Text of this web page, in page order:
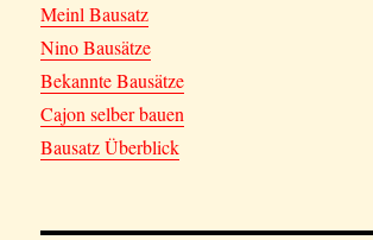
Meinl Bausatz
Nino Bausätze
Bekannte Bausätze
Cajon selber bauen
Bausatz Überblick